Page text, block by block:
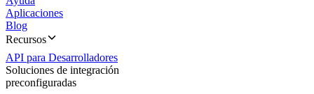
Aplicaciones
Blog
Recursos
API para Desarrolladores
Soluciones de integración
preconfiguradas